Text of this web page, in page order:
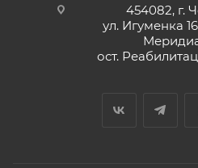
454082, г.
ул. Игуменка
ост.